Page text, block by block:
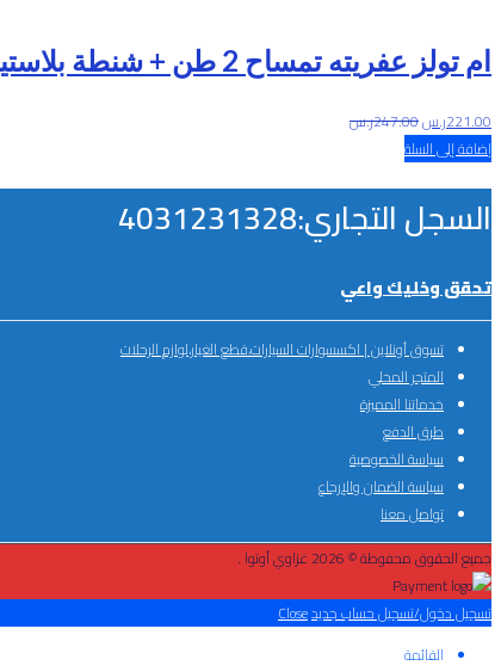
ام تولز عفريته تمساح 2 طن + شنطة بلاستيك
221.00ر.س247.00ر.س
إضافة إلى السلة
السجل التجاري:4031231328
تحقق وخليك واعي
تسوق أونلاين | اكسسوارات السيارات،قطع الغيار،لوازم الرحلات
المتجر المحلي
خدماتنا المميزة
طرق الدفع
سياسة الخصوصية
سياسة الضمان والإرجاع
تواصل معنا
جميع الحقوق محفوظة © 2026 غزاوي أوتوا .
تسجيل دخول/تسجيل حساب جديدClose
القائمة